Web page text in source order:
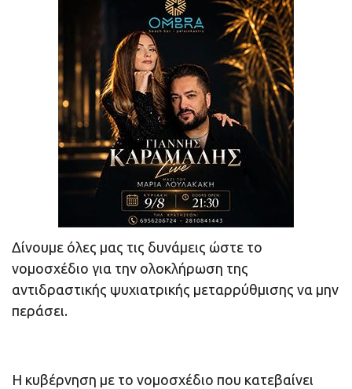
Δίνουμε όλες μας τις δυνάμεις ώστε το
νομοσχέδιο για την ολοκλήρωση της
αντιδραστικής ψυχιατρικής μεταρρύθμισης να μην
περάσει.
Η κυβέρνηση με το νομοσχέδιο που κατεβαίνει